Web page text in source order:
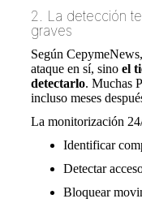
2. La detección
graves
Según
ataque en sí, sino el
detectarlo. Muchas
incluso meses
La monitorización
Identificar
Detectar
Bloquear